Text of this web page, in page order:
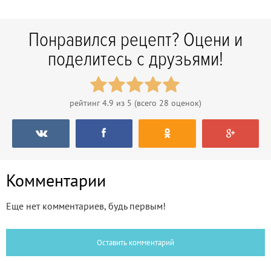
Понравился рецепт? Оцени и
поделитесь с друзьями!
рейтинг4.9 из 5 (всего 28 оценок)
Комментарии
Еще нет комментариев, будь первым!
Оставить комментарий